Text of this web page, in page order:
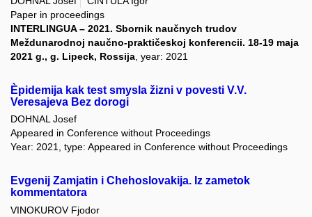
Paper in proceedings
INTERLINGUA – 2021. Sbornik naučnych trudov
Meždunarodnoj naučno-praktičeskoj konferencii. 18-19 maja
2021 g., g. Lipeck, Rossija , year: 2021
Èpidemija kak test smysla žizni v povesti V.V.
Veresajeva Bez dorogi
DOHNAL Josef
Appeared in Conference without Proceedings
Year: 2021, type: Appeared in Conference without Proceedings
Evgenij Zamjatin i Chehoslovakija. Iz zametok
kommentatora
VINOKUROV Fjodor